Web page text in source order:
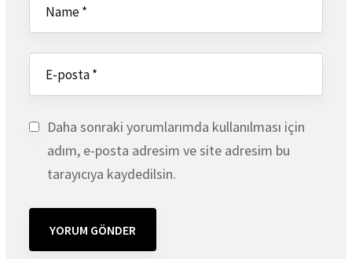
Daha sonraki yorumlarımda kullanılması için
adım, e-posta adresim ve site adresim bu
tarayıcıya kaydedilsin.